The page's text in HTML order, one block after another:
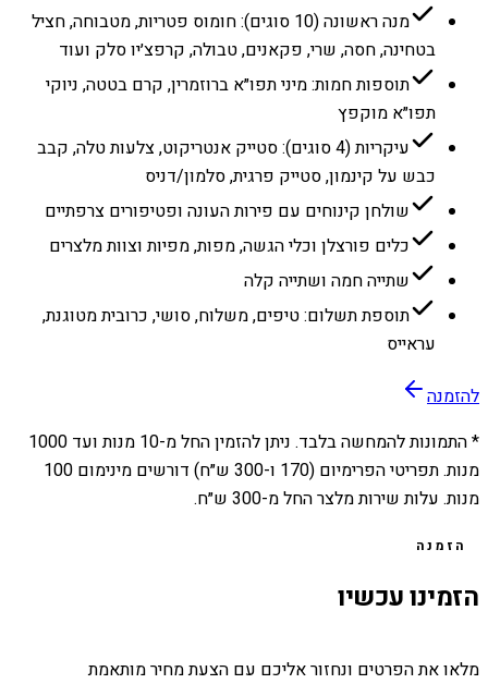
מנה ראשונה (10 סוגים): חומוס פטריות, מטבוחה, חציל
בטחינה, חסה, שרי, פקאנים, טבולה, קרפצ׳יו סלק ועוד
תוספות חמות: מיני תפו״א ברוזמרין, קרם בטטה, ניוקי
תפו״א מוקפץ
עיקריות (4 סוגים): סטייק אנטריקוט, צלעות טלה, קבב
כבש על קינמון, סטייק פרגית, סלמון/דניס
שולחן קינוחים עם פירות העונה ופטיפורים צרפתיים
כלים פורצלן וכלי הגשה, מפות, מפיות וצוות מלצרים
שתייה חמה ושתייה קלה
תוספת תשלום: טיפים, משלוח, סושי, כרובית מטוגנת,
עראייס
להזמנה
* התמונות להמחשה בלבד. ניתן להזמין החל מ-10 מנות ועד 1000
מנות. תפריטי הפרימיום (170 ו-300 ש״ח) דורשים מינימום 100
מנות. עלות שירות מלצר החל מ-300 ש״ח.
הזמנה
הזמינו עכשיו
מלאו את הפרטים ונחזור אליכם עם הצעת מחיר מותאמת